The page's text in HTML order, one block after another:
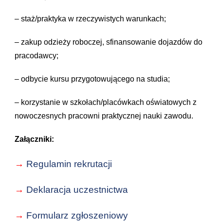
– staż/praktyka w rzeczywistych warunkach;
– zakup odzieży roboczej, sfinansowanie dojazdów do
pracodawcy;
– odbycie kursu przygotowującego na studia;
– korzystanie w szkołach/placówkach oświatowych z
nowoczesnych pracowni praktycznej nauki zawodu.
Załączniki:
→ Regulamin rekrutacji
→ Deklaracja uczestnictwa
→ Formularz zgłoszeniowy